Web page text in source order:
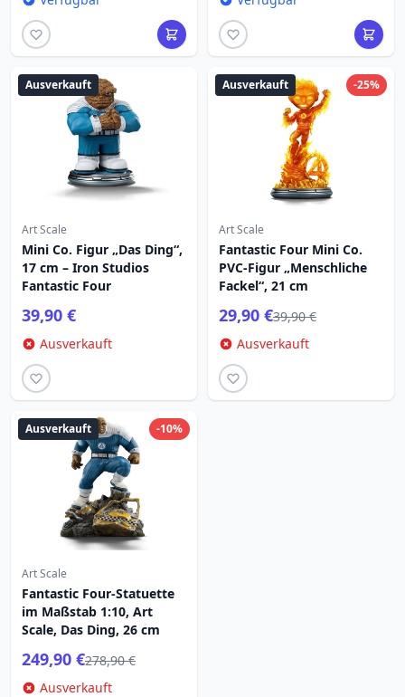
Ausverkauft
Art Scale
Mini Co. Figur „Das Ding“,
17 cm – Iron Studios
Fantastic Four
39,90 €
Ausverkauft
-25%
Ausverkauft
Art Scale
Fantastic Four Mini Co.
PVC-Figur „Menschliche
Fackel“, 21 cm
29,90 €39,90 €
Ausverkauft
-10%
Ausverkauft
Art Scale
Fantastic Four-Statuette
im Maßstab 1:10, Art
Scale, Das Ding, 26 cm
249,90 €278,90 €
Ausverkauft